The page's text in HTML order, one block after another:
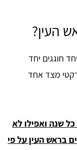
העין?
חוגגים יחד
מצד אחד
שנה ואפילו לא
בראש העין על פי